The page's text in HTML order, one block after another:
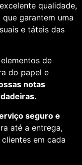
qualidade,
garantem uma
e táteis das
de
do papel e
notas
seguro e
até a entrega,
em cada